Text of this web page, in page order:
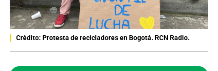
Crédito: Protesta de recicladores en Bogotá. RCN Radio.